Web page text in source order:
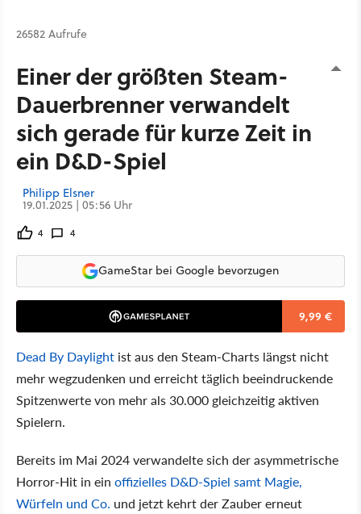
26582 Aufrufe
Einer der größten Steam-
Dauerbrenner verwandelt
sich gerade für kurze Zeit in
ein D&D-Spiel
Philipp Elsner
19.01.2025 | 05:56 Uhr
4 4
GameStar bei Google bevorzugen
9,99 €
Dead By Daylight ist aus den Steam-Charts längst nicht
mehr wegzudenken und erreicht täglich beeindruckende
Spitzenwerte von mehr als 30.000 gleichzeitig aktiven
Spielern.
Bereits im Mai 2024 verwandelte sich der asymmetrische
Horror-Hit in ein offizielles D&D-Spiel samt Magie,
Würfeln und Co. und jetzt kehrt der Zauber erneut